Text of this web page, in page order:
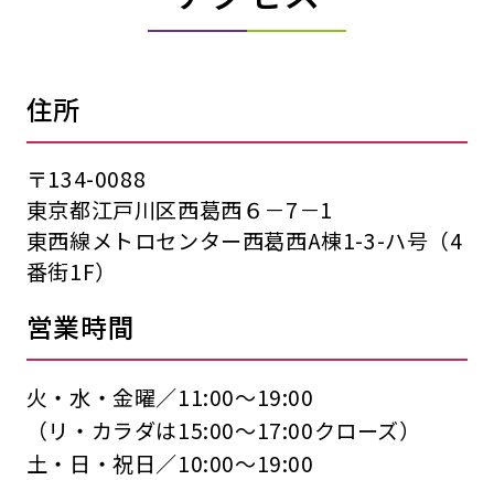
住所
〒134-0088
東京都江戸川区西葛西６－7－1
東西線メトロセンター西葛西A棟1-3-ハ号（4
番街1F）
営業時間
火・水・金曜／11:00〜19:00
（リ・カラダは15:00〜17:00クローズ）
土・日・祝日／10:00〜19:00